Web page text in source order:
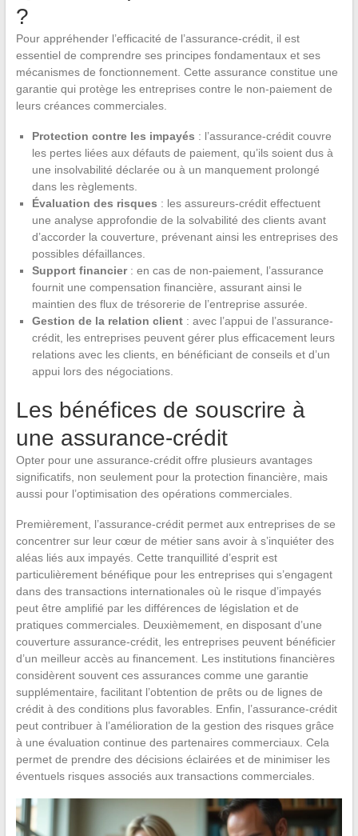
?
Pour appréhender l’efficacité de l’assurance-crédit, il est
essentiel de comprendre ses principes fondamentaux et ses
mécanismes de fonctionnement. Cette assurance constitue une
garantie qui protège les entreprises contre le non-paiement de
leurs créances commerciales.
Protection contre les impayés : l’assurance-crédit couvre
les pertes liées aux défauts de paiement, qu’ils soient dus à
une insolvabilité déclarée ou à un manquement prolongé
dans les règlements.
Évaluation des risques : les assureurs-crédit effectuent
une analyse approfondie de la solvabilité des clients avant
d’accorder la couverture, prévenant ainsi les entreprises des
possibles défaillances.
Support financier : en cas de non-paiement, l’assurance
fournit une compensation financière, assurant ainsi le
maintien des flux de trésorerie de l’entreprise assurée.
Gestion de la relation client : avec l’appui de l’assurance-
crédit, les entreprises peuvent gérer plus efficacement leurs
relations avec les clients, en bénéficiant de conseils et d’un
appui lors des négociations.
Les bénéfices de souscrire à
une assurance-crédit
Opter pour une assurance-crédit offre plusieurs avantages
significatifs, non seulement pour la protection financière, mais
aussi pour l’optimisation des opérations commerciales.
Premièrement, l’assurance-crédit permet aux entreprises de se
concentrer sur leur cœur de métier sans avoir à s’inquiéter des
aléas liés aux impayés. Cette tranquillité d’esprit est
particulièrement bénéfique pour les entreprises qui s’engagent
dans des transactions internationales où le risque d’impayés
peut être amplifié par les différences de législation et de
pratiques commerciales. Deuxièmement, en disposant d’une
couverture assurance-crédit, les entreprises peuvent bénéficier
d’un meilleur accès au financement. Les institutions financières
considèrent souvent ces assurances comme une garantie
supplémentaire, facilitant l’obtention de prêts ou de lignes de
crédit à des conditions plus favorables. Enfin, l’assurance-crédit
peut contribuer à l’amélioration de la gestion des risques grâce
à une évaluation continue des partenaires commerciaux. Cela
permet de prendre des décisions éclairées et de minimiser les
éventuels risques associés aux transactions commerciales.